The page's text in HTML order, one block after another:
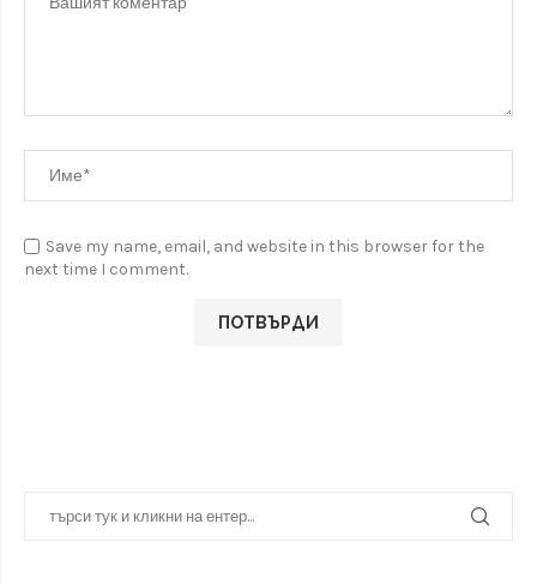
Save my name, email, and website in this browser for the
next time I comment.